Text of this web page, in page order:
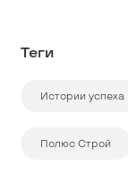
Теги
Истории успеха
Полюс Строй